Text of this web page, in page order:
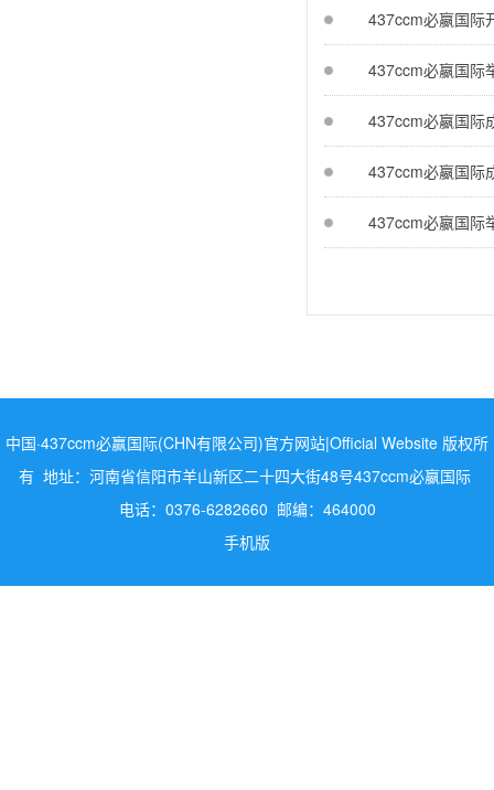
437ccm必嬴国际
437ccm必嬴国际
437ccm必嬴国际
437ccm必嬴国际
437ccm必嬴国际
中国·437ccm必赢国际(CHN有限公司)官方网站|Official Website 版权所
有 地址：河南省信阳市羊山新区二十四大街48号437ccm必嬴国际
电话：0376-6282660 邮编：464000
手机版